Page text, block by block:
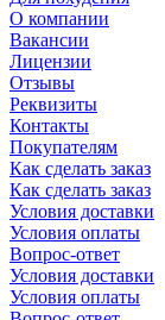
О компании
Вакансии
Лицензии
Отзывы
Реквизиты
Контакты
Покупателям
Как сделать заказ
Как сделать заказ
Условия доставки
Условия оплаты
Вопрос-ответ
Условия доставки
Условия оплаты